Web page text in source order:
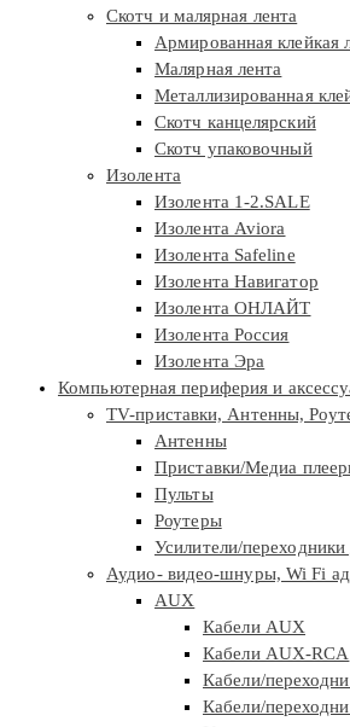
Скотч и малярная лента
Армированная клейкая
Малярная лента
Металлизированная
Скотч канцелярский
Скотч упаковочный
Изолента
Изолента 1-2.SALE
Изолента Aviora
Изолента Safeline
Изолента Навигатор
Изолента ОНЛАЙТ
Изолента Россия
Изолента Эра
Компьютерная периферия и
TV-приставки, Антенны,
Антенны
Приставки/Медиа
Пульты
Роутеры
Усилители/переходники
Аудио- видео-шнуры, Wi Fi
AUX
Кабели AUX
Кабели AUX-RCA
Кабели/
Кабели/